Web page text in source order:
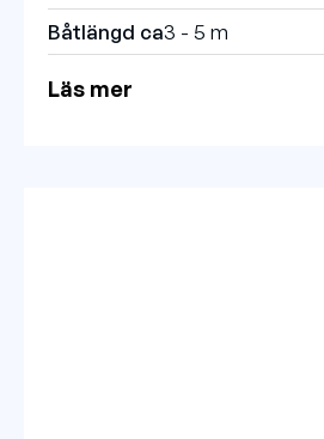
Båtlängd ca3 - 5 m
Läs mer